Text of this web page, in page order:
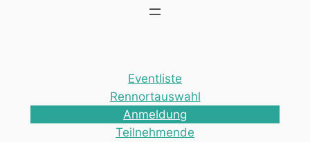
Eventliste
Rennortauswahl
Anmeldung
Teilnehmende